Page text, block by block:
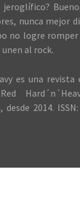
nunca mejor
no logre
al rock.
es una revista
desde 2014.